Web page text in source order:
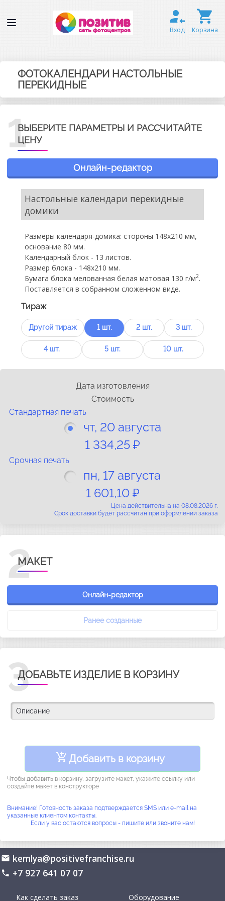
Вход Корзина
ФОТОКАЛЕНДАРИ НАСТОЛЬНЫЕ
ПЕРЕКИДНЫЕ
1ВЫБЕРИТЕ ПАРАМЕТРЫ И РАССЧИТАЙТЕ
ЦЕНУ
Онлайн-редактор
Настольные календари перекидные
домики
Размеры календаря-домика: стороны 148х210 мм,
основание 80 мм.
Календарный блок - 13 листов.
Размер блока - 148х210 мм.
Бумага блока мелованная белая матовая 130 г/м2.
Поставляется в собранном сложенном виде.
Тираж
Другой тираж 1 шт. 2 шт. 3 шт.
4 шт. 5 шт. 10 шт.
Дата изготовления
Стоимость
Cтандартная печать
чт, 20 августа
1 334,25 ₽
Срочная печать
пн, 17 августа
1 601,10 ₽
Цена действительна на 08.08.2026 г.
Срок доставки будет рассчитан при оформлении заказа
2
МАКЕТ
Онлайн-редактор
Ранее созданные
3
ДОБАВЬТЕ ИЗДЕЛИЕ В КОРЗИНУ
Добавить в корзину
Чтобы добавить в корзину, загрузите макет, укажите ссылку или
создайте макет в конструкторе
Внимание! Готовность заказа подтверждается SMS или e-mail на
указанные клиентом контакты.
Если у вас остаются вопросы - пишите или звоните нам!
kemlya@positivefranchise.ru
+7 927 641 07 07
Как сделать заказ Оборудование